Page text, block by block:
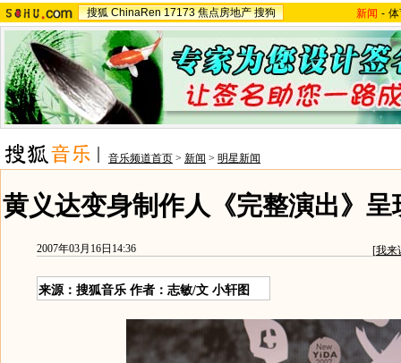
搜狐 ChinaRen 17173 焦点房地产 搜狗 新闻 -
音乐频道首页 > 新闻 > 明星新闻
黄义达变身制作人《完整演出》呈
2007年03月16日14:36 [我来
来源：搜狐音乐 作者：志敏/文 小轩图